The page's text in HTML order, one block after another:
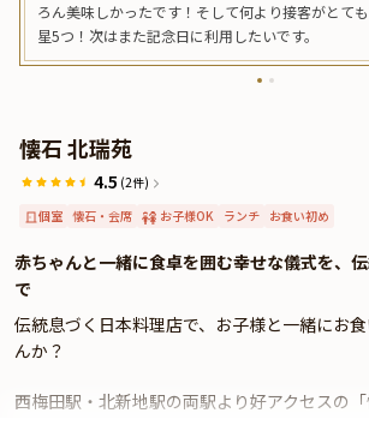
ろん美味しかったです！そして何より接客がとて
星5つ！次はまた記念日に利用したいです。
懐石 北瑞苑
4.5 (2件)
個室 懐石・会席 お子様OK ランチ お食い初め
赤ちゃんと一緒に食卓を囲む幸せな儀式を、
で
伝統息づく日本料理店で、お子様と一緒にお
んか？
西梅田駅・北新地駅の両駅より好アクセスの